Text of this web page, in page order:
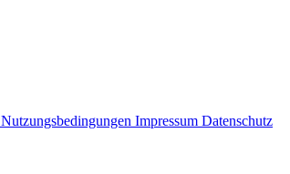
Nutzungsbedingungen Impressum Datenschutz